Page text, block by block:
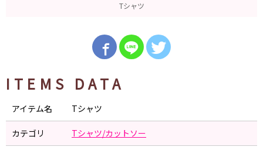
Tシャツ
ITEMS DATA
アイテム名 Tシャツ
カテゴリ Tシャツ/カットソー